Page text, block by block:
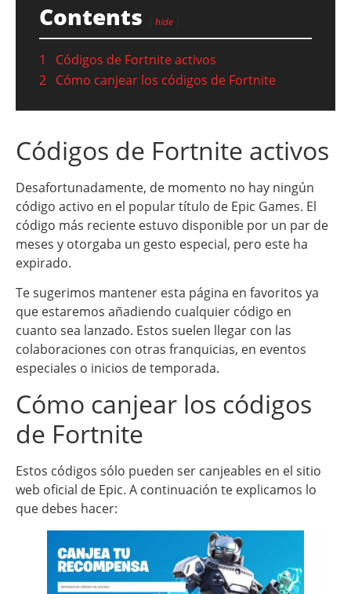
Contents hide
1
Códigos de Fortnite activos
2 Cómo canjear los códigos de Fortnite
Códigos de Fortnite activos
Desafortunadamente, de momento no hay ningún
código activo en el popular título de Epic Games. El
código más reciente estuvo disponible por un par de
meses y otorgaba un gesto especial, pero este ha
expirado.
Te sugerimos mantener esta página en favoritos ya
que estaremos añadiendo cualquier código en
cuanto sea lanzado. Estos suelen llegar con las
colaboraciones con otras franquicias, en eventos
especiales o inicios de temporada.
Cómo canjear los códigos
de Fortnite
Estos códigos sólo pueden ser canjeables en el sitio
web oficial de Epic. A continuación te explicamos lo
que debes hacer: